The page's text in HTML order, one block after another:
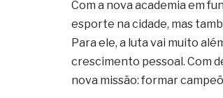
Com a nova academia em
esporte na cidade, mas
Para ele, a luta vai muito
crescimento pessoal. Com
nova missão: formar